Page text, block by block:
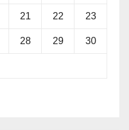
21 22 23
28 29 30